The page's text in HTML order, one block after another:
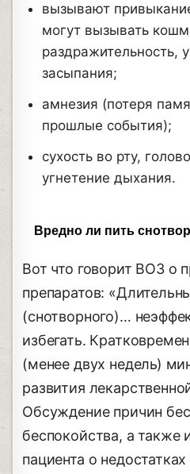
вызывают
могут вызывать
раздражительность,
засыпания;
амнезия (потеря
прошлые события);
сухость во рту,
угнетение дыхания.
Вредно ли пить
Вот что говорит ВОЗ о
препаратов:
(снотворного)…
избегать.
(менее двух недель)
развития
Обсуждение причин
беспокойства, а также
пациента о